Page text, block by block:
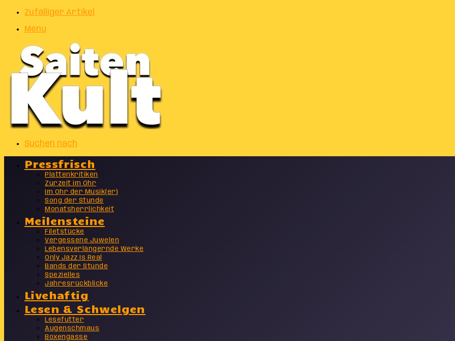
Zufälliger Artikel
Menu
Suchen nach
Pressfrisch
Plattenkritiken
Zurzeit im Ohr
Im Ohr der Musik(er)
Song der Stunde
Monatsherrlichkeit
Meilensteine
Filetstücke
Vergessene Juwelen
Lebensverlängernde Werke
Only Jazz Is Real
Bands der Stunde
Spezielles
Jahresrückblicke
Livehaftig
Lesen & Schwelgen
Lesefutter
Augenschmaus
Boxengasse